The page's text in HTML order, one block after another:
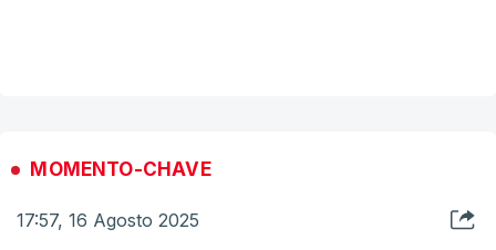
MOMENTO-CHAVE
17:57, 16 Agosto 2025